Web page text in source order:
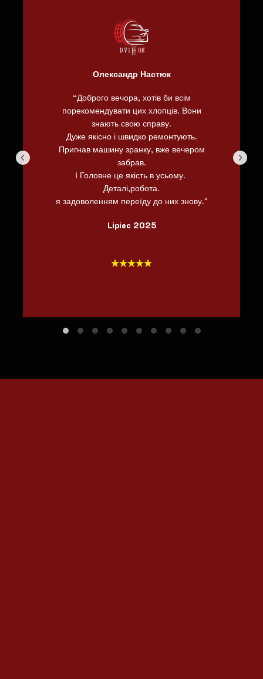
Олександр Настюк
“Доброго вечора, хотів би всім
порекомендувати цих хлопців. Вони
знають свою справу.
Дуже якісно і швидко ремонтують.
Пригнав машину зранку, вже вечером
забрав.
І Головне це якість в усьому.
Деталі,робота.
я задоволенням переїду до них знову."
Lipiec 2025